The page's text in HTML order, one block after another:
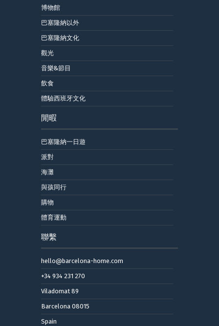
博物館
巴塞隆納以外
巴塞隆納文化
觀光
音樂&節目
飲食
體驗西班牙文化
閒暇
巴塞隆納一日遊
派對
海灘
與孩同行
購物
體育運動
聯繫
hello@barcelona-home.com
+34 934 231 270
Viladomat 89
Barcelona 08015
Spain